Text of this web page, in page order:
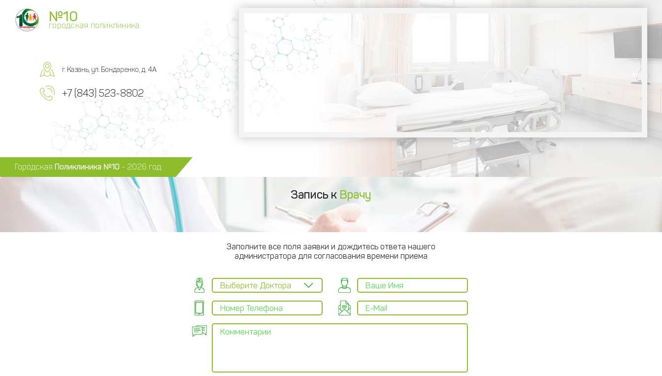
№10
городская поликлиника
г. Казань, ул. Бондаренко, д. 4А
+7 (843) 523-8802
Городская Поликлиника №10 - 2026 год
Запись к Врачу
Заполните все поля заявки и дождитесь ответа нашего
администратора для согласования времени приема